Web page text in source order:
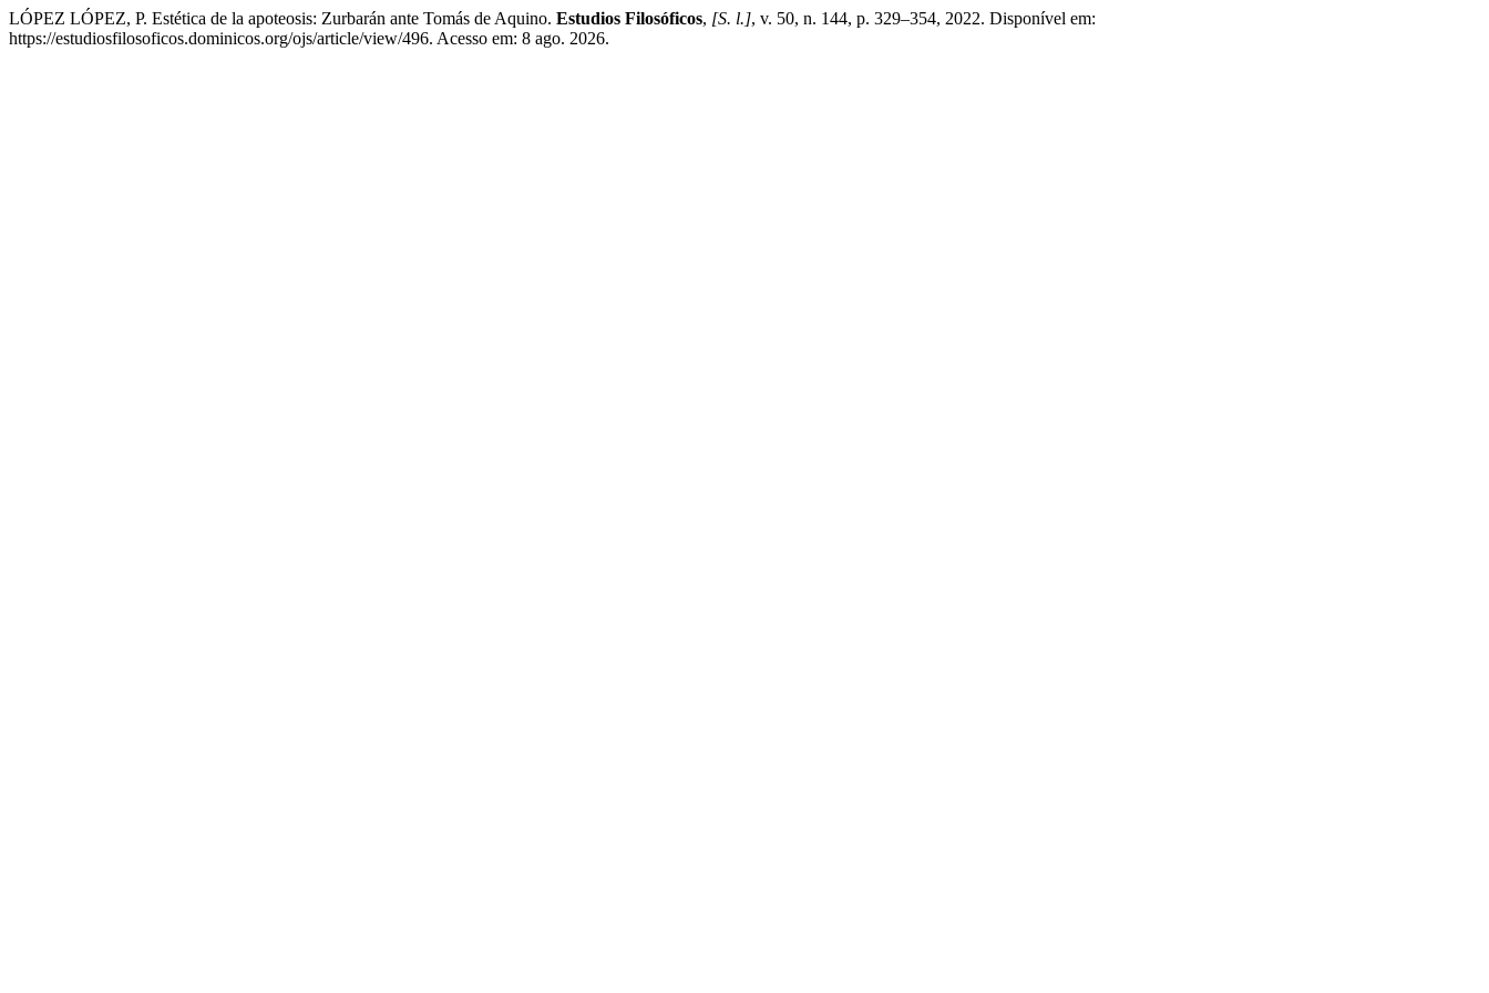
LÓPEZ LÓPEZ, P. Estética de la apoteosis: Zurbarán ante Tomás de Aquino. Estudios Filosóficos, [S. l.], v. 50, n. 144, p. 329–354, 2022. Disponível em:
https://estudiosfilosoficos.dominicos.org/ojs/article/view/496. Acesso em: 8 ago. 2026.